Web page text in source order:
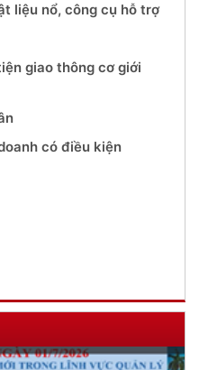
liệu nổ, công cụ hỗ trợ
giao thông cơ giới
có điều kiện